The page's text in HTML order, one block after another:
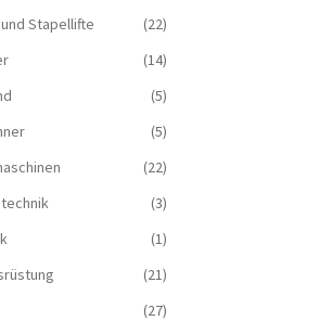
Stapellifte
(22)
(14)
(5)
(5)
(22)
(3)
(1)
(21)
(27)